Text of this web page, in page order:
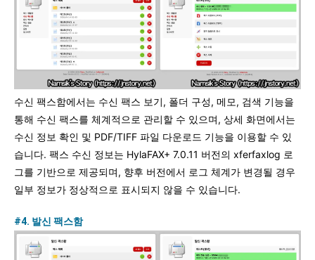
수신 팩스함에서는 수신 팩스 보기, 폴더 구성, 메모, 검색 기능을
통해 수신 팩스를 체계적으로 관리할 수 있으며, 상세 화면에서는
수신 정보 확인 및 PDF/TIFF 파일 다운로드 기능을 이용할 수 있
습니다. 팩스 수신 정보는 HylaFAX+ 7.0.11 버전의 xferfaxlog 로
그를 기반으로 제공되며, 향후 버전에서 로그 체계가 변경될 경우
일부 정보가 정상적으로 표시되지 않을 수 있습니다.
#4. 발신 팩스함